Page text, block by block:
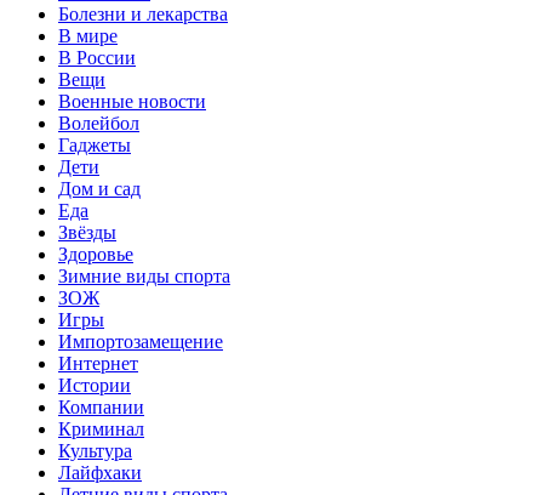
Болезни и лекарства
В мире
В России
Вещи
Военные новости
Волейбол
Гаджеты
Дети
Дом и сад
Еда
Звёзды
Здоровье
Зимние виды спорта
ЗОЖ
Игры
Импортозамещение
Интернет
Истории
Компании
Криминал
Культура
Лайфхаки